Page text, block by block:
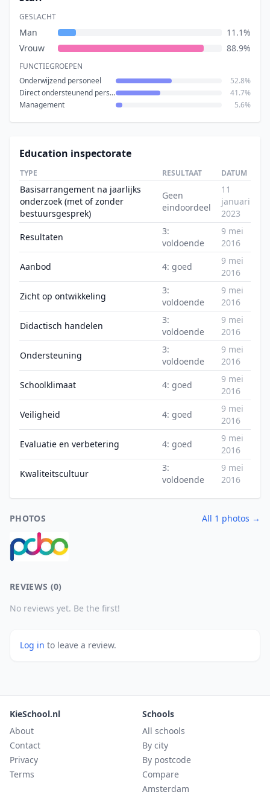
GESLACHT
Man
11.1%
Vrouw
88.9%
FUNCTIEGROEPEN
Onderwijzend personeel
52.8%
Direct ondersteunend personeel
41.7%
Management
5.6%
Education inspectorate
TYPE RESULTAAT DATUM
Basisarrangement na jaarlijks
onderzoek (met of zonder
bestuursgesprek)
Geen
eindoordeel
11
januari
2023
Resultaten
3:
voldoende
9 mei
2016
Aanbod 4: goed
9 mei
2016
Zicht op ontwikkeling
3:
voldoende
9 mei
2016
Didactisch handelen
3:
voldoende
9 mei
2016
Ondersteuning
3:
voldoende
9 mei
2016
Schoolklimaat 4: goed
9 mei
2016
Veiligheid 4: goed
9 mei
2016
Evaluatie en verbetering 4: goed
9 mei
2016
Kwaliteitscultuur
3:
voldoende
9 mei
2016
PHOTOS All 1 photos →
REVIEWS (0)
No reviews yet. Be the first!
Log in to leave a review.
KieSchool.nl
About
Contact
Privacy
Terms
Schools
All schools
By city
By postcode
Compare
Amsterdam